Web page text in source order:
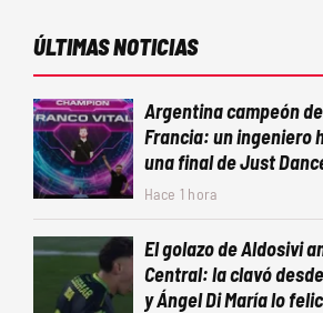
ÚLTIMAS NOTICIAS
Argentina campeón
Francia: un ingeniero
una final de Just
Hace 1 hora
El golazo de Aldosivi
Central: la clavó
y Ángel Di María lo